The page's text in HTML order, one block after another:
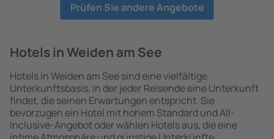
Prüfen Sie andere Angebote
Hotels in Weiden am See
Hotels in Weiden am See sind eine vielfältige
Unterkunftsbasis, in der jeder Reisende eine Unterkunft
findet, die seinen Erwartungen entspricht. Sie
bevorzugen ein Hotel mit hohem Standard und All-
Inclusive-Angebot oder wählen Hotels aus, die eine